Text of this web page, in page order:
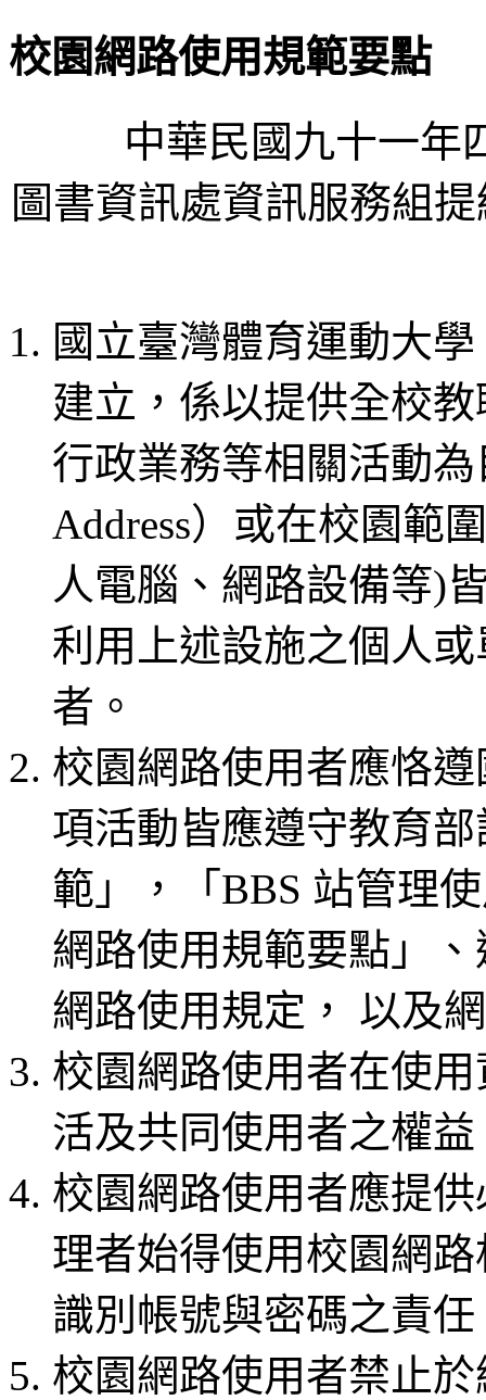
校園網路使用規範要點
中華民國九十一年
圖書資訊處資訊服務組
國立臺灣體育運動大
建立，係以提供全校
行政業務等相關活動
Address）或在校園範
人電腦、網路設備等)
利用上述設施之個人
者。
校園網路使用者應恪
項活動皆應遵守教育
範」，「BBS 站管理
網路使用規範要點」
網路使用規定， 以及
校園網路使用者在使
活及共同使用者之權益
校園網路使用者應提
理者始得使用校園網
識別帳號與密碼之責任
校園網路使用者禁止